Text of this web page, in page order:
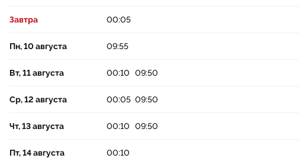
Завтра 00:05
Пн, 10 августа 09:55
Вт, 11 августа 00:10 09:50
Ср, 12 августа 00:05 09:50
Чт, 13 августа 00:10 09:50
Пт, 14 августа 00:10